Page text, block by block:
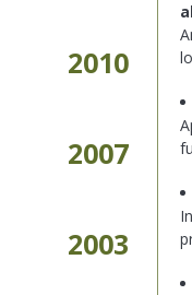
2010
2007
2003